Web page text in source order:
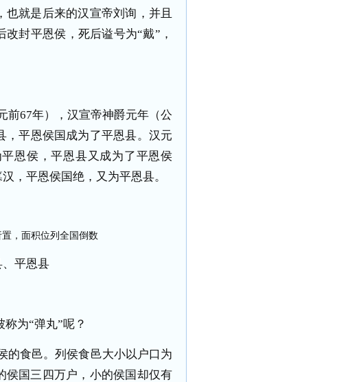
就是后来的汉宣帝刘询，并且
封平恩侯，死后谥号为“戴”，
前67年），汉宣帝神爵元年（公
，平恩侯国成为了平恩县。汉元
恩侯，平恩县又成为了平恩侯
，平恩侯国绝，又为平恩县。
平恩县
为“弹丸”呢？
的食邑。列侯食邑大小以户口为
侯国三四万户，小的侯国却仅有